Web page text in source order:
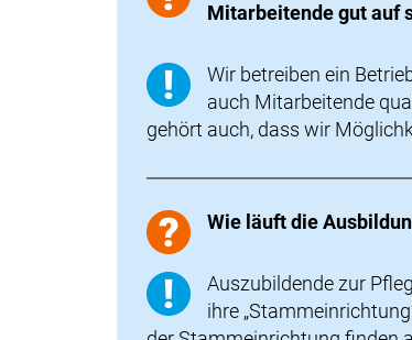
Mitarbeitende gut auf
Wir betreiben ein
auch Mitarbeitende
gehört auch, dass wir
Wie läuft die
Auszubildende zur
ihre